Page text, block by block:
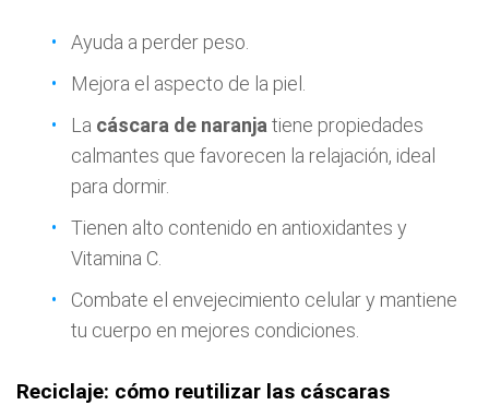
Ayuda a perder peso.
Mejora el aspecto de la piel.
La cáscara de naranja tiene propiedades
calmantes que favorecen la relajación, ideal
para dormir.
Tienen alto contenido en antioxidantes y
Vitamina C.
Combate el envejecimiento celular y mantiene
tu cuerpo en mejores condiciones.
Reciclaje: cómo reutilizar las cáscaras